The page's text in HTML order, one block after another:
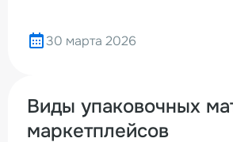
30 марта 2026
Виды упаковочных
маркетплейсов